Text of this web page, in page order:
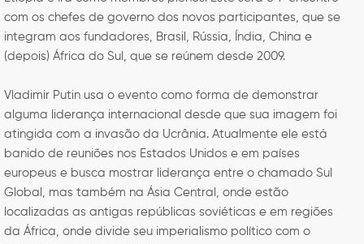
com os chefes de governo dos novos participantes, que se
integram aos fundadores, Brasil, Rússia, Índia, China e
(depois) África do Sul, que se reúnem desde 2009.
Vladimir Putin usa o evento como forma de demonstrar
alguma liderança internacional desde que sua imagem foi
atingida com a invasão da Ucrânia. Atualmente ele está
banido de reuniões nos Estados Unidos e em países
europeus e busca mostrar liderança entre o chamado Sul
Global, mas também na Ásia Central, onde estão
localizadas as antigas repúblicas soviéticas e em regiões
da África, onde divide seu imperialismo político com o